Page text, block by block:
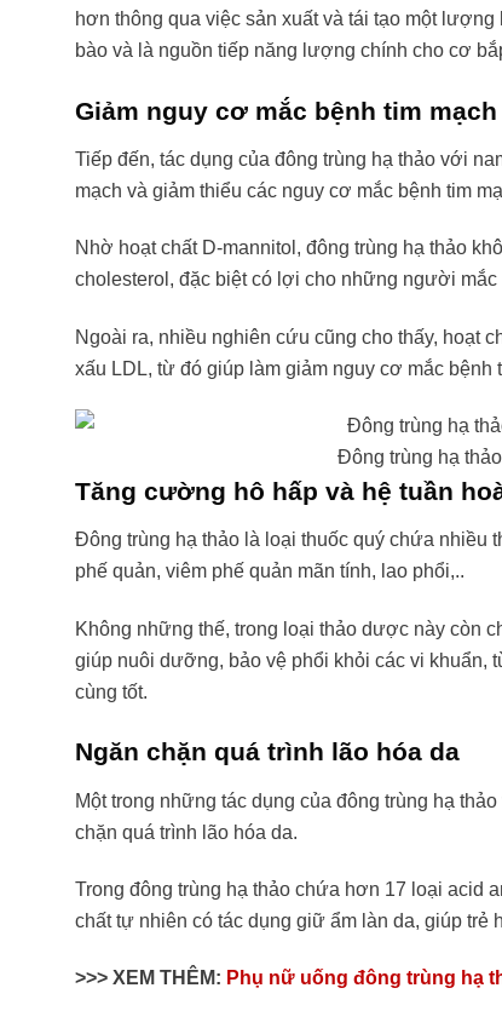
hơn thông qua việc sản xuất và tái tạo một
bào và là nguồn tiếp năng lượng chính cho cơ
Giảm nguy cơ mắc bệnh tim mạch
Tiếp đến, tác dụng của đông trùng hạ thảo với
mạch và giảm thiểu các nguy cơ mắc bệnh tim
Nhờ hoạt chất D-mannitol, đông trùng hạ thảo
cholesterol, đặc biệt có lợi cho những người
Ngoài ra, nhiều nghiên cứu cũng cho thấy, hoạt
xấu LDL, từ đó giúp làm giảm nguy cơ mắc bệnh
Đông trùng hạ
Tăng cường hô hấp và hệ tuần
Đông trùng hạ thảo là loại thuốc quý chứa nhiều
phế quản, viêm phế quản mãn tính, lao phổi,..
Không những thế, trong loại thảo dược này còn
giúp nuôi dưỡng, bảo vệ phổi khỏi các vi khuẩn,
cùng tốt.
Ngăn chặn quá trình lão hóa da
Một trong những tác dụng của đông trùng hạ
chặn quá trình lão hóa da.
Trong đông trùng hạ thảo chứa hơn 17 loại acid
chất tự nhiên có tác dụng giữ ẩm làn da, giúp trẻ
>>> XEM THÊM: Phụ nữ uống đông trùng hạ